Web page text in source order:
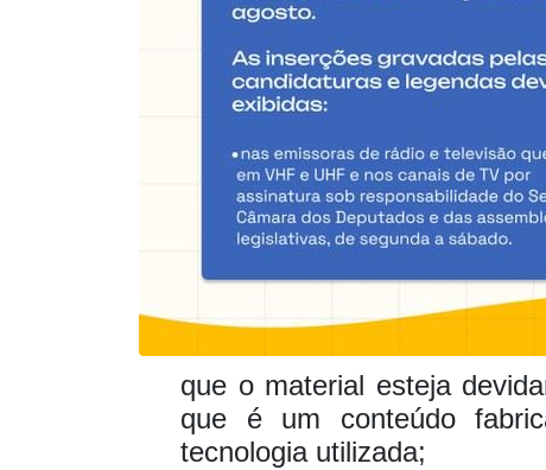
que o material esteja
que é um conteúdo
tecnologia utilizada;